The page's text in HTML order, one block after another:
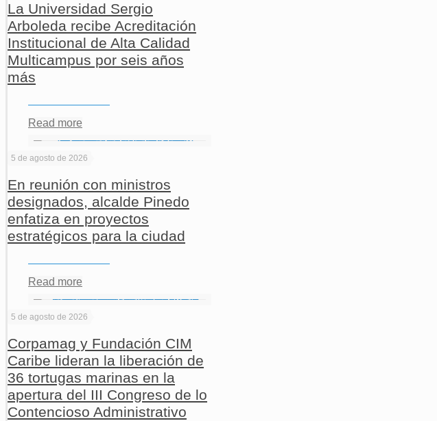
La Universidad Sergio
Arboleda recibe Acreditación
Institucional de Alta Calidad
Multicampus por seis años
más
Read more
5 de agosto de 2026
En reunión con ministros
designados, alcalde Pinedo
enfatiza en proyectos
estratégicos para la ciudad
Read more
5 de agosto de 2026
Corpamag y Fundación CIM
Caribe lideran la liberación de
36 tortugas marinas en la
apertura del III Congreso de lo
Contencioso Administrativo